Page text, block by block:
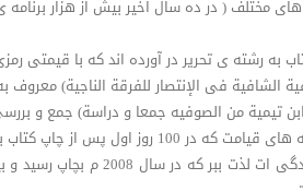
مختلف ( در ده سال اخیر بیش از هزار
به رشته ی تحریر در آورده اند که با
الشافیة فی الإنتصار للفرقة الناجیة)
تیمیة من الصوفیه جمعا و دراسة) جمع و
رسید و گفتنی است این کتاب به زبان فارسی نیز ترجمه شده است.
• کتاب ( استمتع